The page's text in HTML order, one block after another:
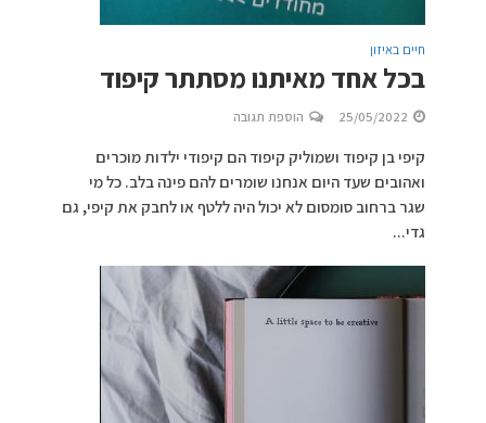
חיים באיזון
בכל אחד מאיתנו מסתתר קיפוד
25/05/2022 הוספת תגובה
קיפי בן קיפוד ושמוליק קיפוד הם קיפודי ילדות מוכרים
ואהובים שעד היום אנחנו שומרים להם פינה בלב. כל מי
שגר ברחוב סומסום לא יכול היה ללטף או לחבק את קיפי, גם
גדי...